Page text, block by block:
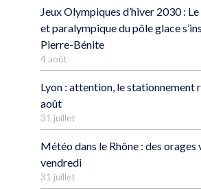
Jeux Olympiques d’hiver 2030 :
et paralympique du pôle glace
Pierre-Bénite
4 août
Lyon : attention, le stationnement
août
31 juillet
Météo dans le Rhône : des orages
vendredi
31 juillet